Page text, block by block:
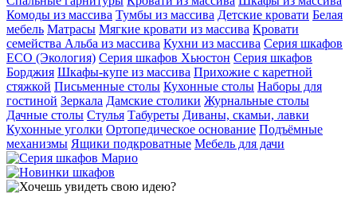
Комоды из массива Тумбы из массива Детские кровати Белая
мебель Матрасы Мягкие кровати из массива Кровати
семейства Альба из массива Кухни из массива Серия шкафов
ECO (Экология) Серия шкафов Хьюстон Серия шкафов
Борджия Шкафы-купе из массива Прихожие с каретной
стяжкой Письменные столы Кухонные столы Наборы для
гостиной Зеркала Дамские столики Журнальные столы
Дачные столы Стулья Табуреты Диваны, скамьи, лавки
Кухонные уголки Ортопедическое основание Подъёмные
механизмы Ящики подкроватные Мебель для дачи